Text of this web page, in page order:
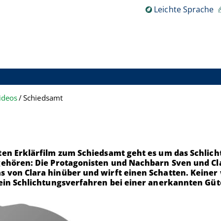
Leichte Sprache
Schiedsamt
Erklärfilm zum Schiedsamt geht es um das
Die Protagonisten und Nachbarn Sven und
von Clara hinüber und wirft einen Schatten.
Schlichtungsverfahren bei einer anerkannten